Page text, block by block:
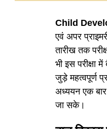
Child
एवं अपर
तारीख तक
भी इस परीक्षा
जुड़े महत्वपूर्ण
अध्ययन एक
जा सके।